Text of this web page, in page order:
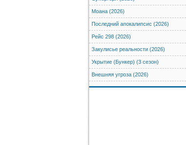
Моана (2026)
Последний апокалипсис (2026)
Рейс 298 (2026)
Закулисье реальности (2026)
Укрытие (Бункер) (3 сезон)
Внешняя угроза (2026)